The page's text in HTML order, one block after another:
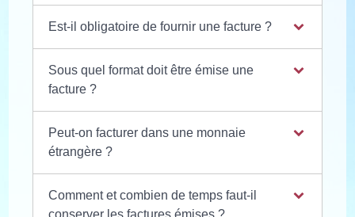
Est-il obligatoire de fournir une facture ?
Sous quel format doit être émise une
facture ?
Peut-on facturer dans une monnaie
étrangère ?
Comment et combien de temps faut-il
conserver les factures émises ?